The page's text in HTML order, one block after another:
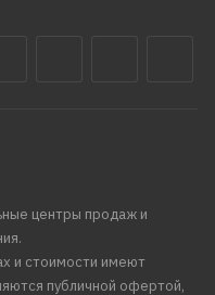
центры продаж и
и стоимости имеют
публичной офертой,